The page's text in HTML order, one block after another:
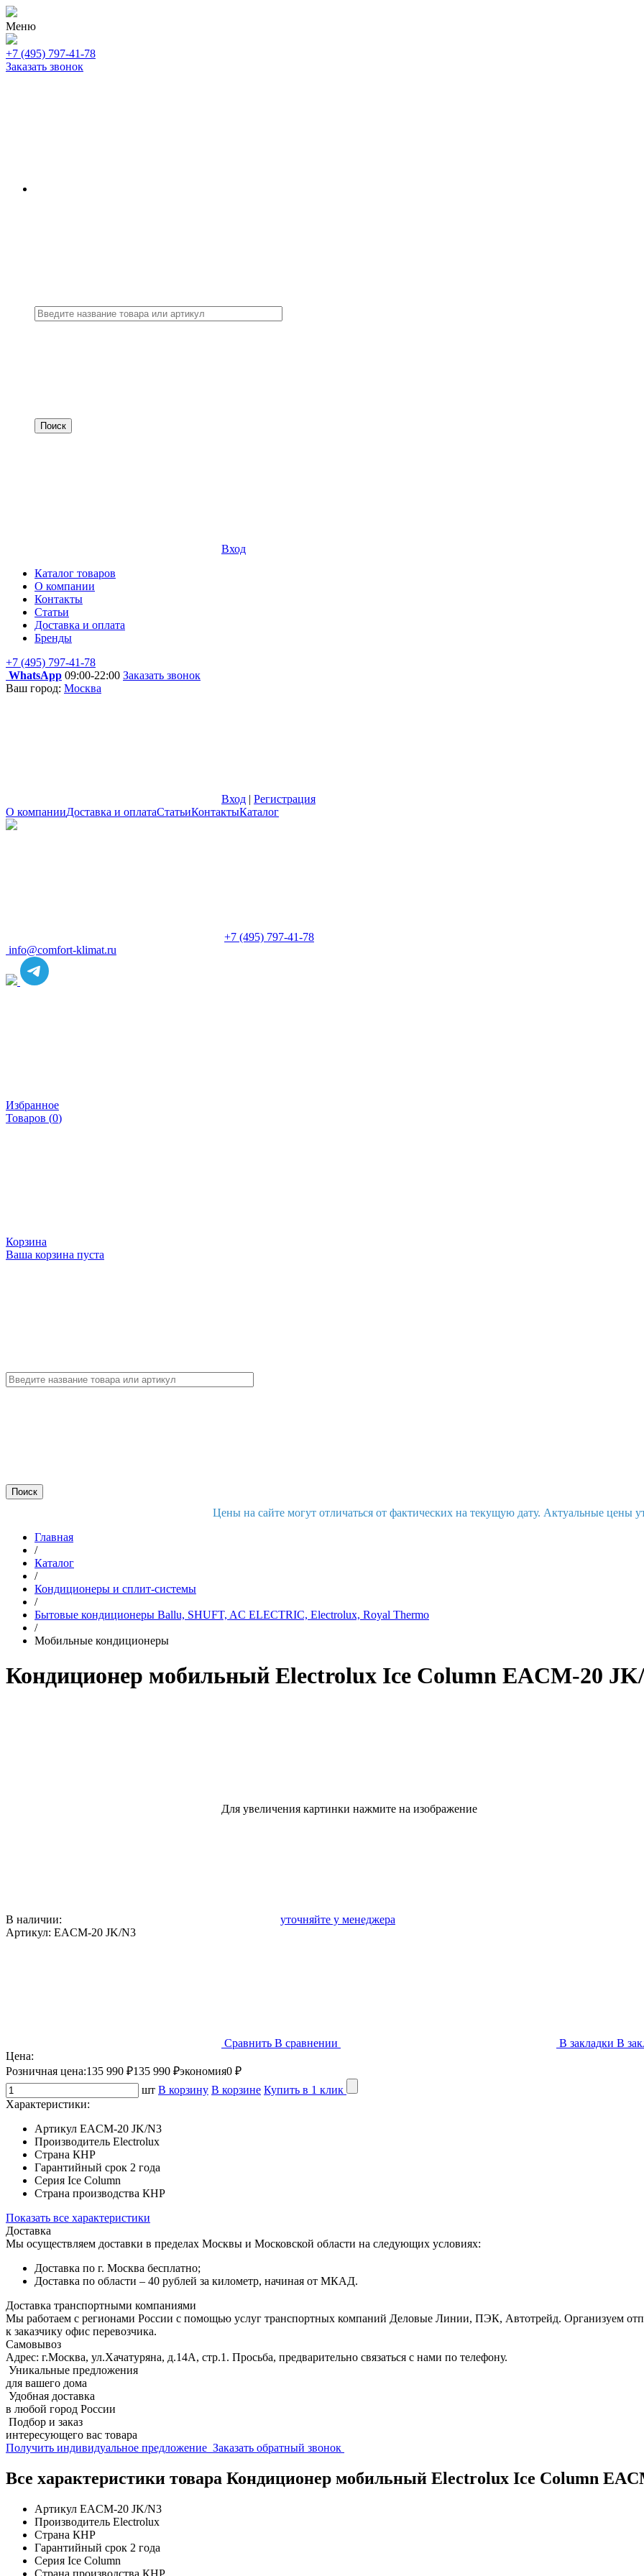
Меню
+7 (495) 797-41-78
Заказать звонок
Вход
Каталог товаров
О компании
Контакты
Статьи
Доставка и оплата
Бренды
+7 (495) 797-41-78
WhatsApp 09:00-22:00 Заказать звонок
Ваш город: Москва
Вход | Регистрация
О компанииДоставка и оплатаСтатьиКонтактыКаталог
+7 (495) 797-41-78
info@comfort-klimat.ru
Избранное
Товаров (0)
Корзина
Ваша корзина пуста
Цены на сайте могут отличаться от фактических на текущую дату. Актуальные цены
Главная
/
Каталог
/
Кондиционеры и сплит-системы
/
Бытовые кондиционеры Ballu, SHUFT, AC ELECTRIC, Electrolux, Royal Thermo
/
Мобильные кондиционеры
Кондиционер мобильный Electrolux Ice Column EACM-20
Для увеличения картинки нажмите на изображение
В наличии:
уточняйте у менеджера
Артикул: EACM-20 JK/N3
Сравнить В сравнении В закладки В
Цена:
Розничная цена:135 990 ₽135 990 ₽экономия0 ₽
шт В корзину В корзине Купить в 1 клик
Характеристики:
Артикул EACM-20 JK/N3
Производитель Electrolux
Страна КНР
Гарантийный срок 2 года
Серия Ice Column
Страна производства КНР
Показать все характеристики
Доставка
Мы осуществляем доставки в пределах Москвы и Московской области на следующих условиях:
Доставка по г. Москва бесплатно;
Доставка по области – 40 рублей за километр, начиная от МКАД.
Доставка транспортными компаниями
Мы работаем с регионами России с помощью услуг транспортных компаний Деловые Линии, ПЭК, Автотрейд. Организуем
к заказчику офис перевозчика.
Самовывоз
Адрес: г.Москва, ул.Хачатуряна, д.14А, стр.1. Просьба, предварительно связаться с нами по телефону.
Уникальные предложения
для вашего дома
Удобная доставка
в любой город России
Подбор и заказ
интересующего вас товара
Получить индивидуальное предложение Заказать обратный звонок
Все характеристики товара Кондиционер мобильный Electrolux Ice Column
Артикул EACM-20 JK/N3
Производитель Electrolux
Страна КНР
Гарантийный срок 2 года
Серия Ice Column
Страна производства КНР